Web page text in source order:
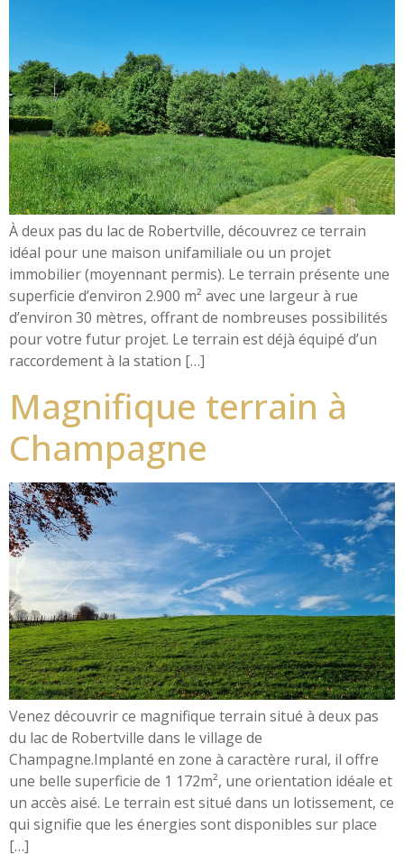
À deux pas du lac de Robertville, découvrez ce terrain
idéal pour une maison unifamiliale ou un projet
immobilier (moyennant permis). Le terrain présente une
superficie d’environ 2.900 m² avec une largeur à rue
d’environ 30 mètres, offrant de nombreuses possibilités
pour votre futur projet. Le terrain est déjà équipé d’un
raccordement à la station […]
Magnifique terrain à
Champagne
Venez découvrir ce magnifique terrain situé à deux pas
du lac de Robertville dans le village de
Champagne.Implanté en zone à caractère rural, il offre
une belle superficie de 1 172m², une orientation idéale et
un accès aisé. Le terrain est situé dans un lotissement, ce
qui signifie que les énergies sont disponibles sur place
[…]